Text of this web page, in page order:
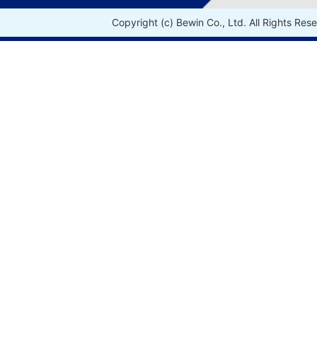
Copyright (c) Bewin Co., Ltd. All Rights